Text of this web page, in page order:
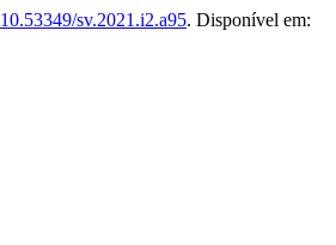
10.53349/sv.2021.i2.a95. Disponível em: